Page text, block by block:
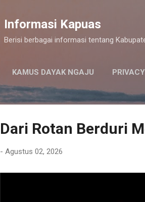
Informasi Kapuas
Berisi berbagai informasi tentang
KAMUS DAYAK NGAJU
Dari Rotan Berduri
- Agustus 02, 2026